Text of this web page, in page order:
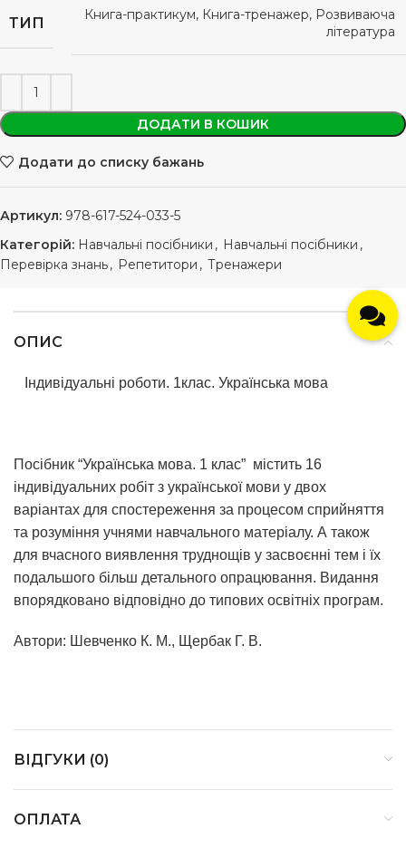
ТИП
Книга-практикум, Книга-тренажер, Розвиваюча
література
ДОДАТИ В КОШИК
Додати до списку бажань
Артикул: 978-617-524-033-5
Категорій: Навчальні посібники , Навчальні посібники ,
Перевірка знань, Репетитори , Тренажери
ОПИС
Індивідуальні роботи. 1клас. Українська мова
Посібник “Українська мова. 1 клас” містить 16
індивідуальних робіт з української мови у двох
варіантах для спостереження за процесом сприйняття
та розуміння учнями навчального матеріалу. А також
для вчасного виявлення труднощів у засвоєнні тем і їх
подальшого більш детального опрацювання. Видання
впорядковано відповідно до типових освітніх програм.
Автори: Шевченко К. М., Щербак Г. В.
ВІДГУКИ (0)
ОПЛАТА